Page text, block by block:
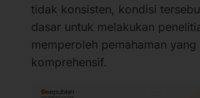
tidak konsisten, kondisi
dasar untuk melakukan
memperoleh pemahaman yang
komprehensif.